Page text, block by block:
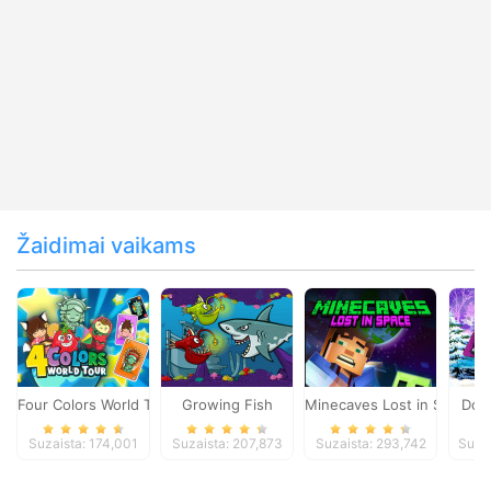
Žaidimai vaikams
Four Colors World Tour
Suzaista: 174,001
Growing Fish
Suzaista: 207,873
Minecaves Lost in Space
Suzaista: 293,742